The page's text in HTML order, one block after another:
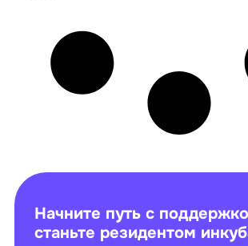
Начните путь с
станьте резидентом